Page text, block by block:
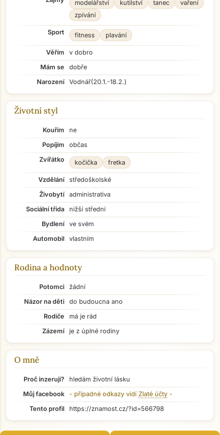
modelářství kutilství tanec
vaření
zpívání
Sport fitness plavání
Věřím
v dobro
Mám se
dobře
Narození
Vodnář(20.1.-18.2.)
Životní styl
Kouřím
ne
Popíjím
občas
Zvířátko
kočička fretka
Vzdělání
středoškolské
Živobytí
administrativa
Sociální třída
nižší střední
Bydlení
ve svém
Automobil
vlastním
Rodina a hodnoty
Potomci
žádní
Názor na děti
do budoucna ano
Rodiče
má je rád
Zázemí
je z úplné rodiny
O mně
Proč inzeruji?
hledám životní lásku
Můj facebook
- případné odkazy vidí Zlaté účty -
Tento profil
https://znamost.cz/?id=566798